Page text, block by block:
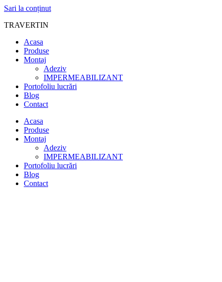
Sari la conținut
TRAVERTIN
Acasa
Produse
Montaj
Adeziv
IMPERMEABILIZANT
Portofoliu lucrări
Blog
Contact
Acasa
Produse
Montaj
Adeziv
IMPERMEABILIZANT
Portofoliu lucrări
Blog
Contact